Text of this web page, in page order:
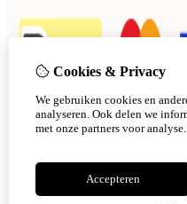
Cookies & Privacy
We gebruiken cookies en
analyseren. Ook delen we
met onze partners voor analyse.
Accepteren